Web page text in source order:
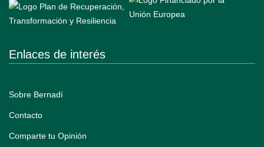
Enlaces de interés
Sobre Bernadí
Contacto
Comparte tu Opinión